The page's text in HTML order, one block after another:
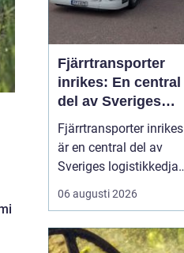
Fjärrtransporter
inrikes: En central
del av Sveriges
logistikkedja
Fjärrtransporter inrikes
är en central del av
Sveriges logistikkedja
och avgörande för att
varor ska nå rätt plats i
välplanerade rutter,
06 augusti 2026